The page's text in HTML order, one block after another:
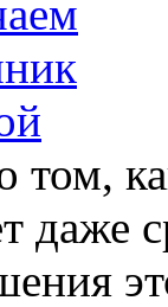
том,
даже